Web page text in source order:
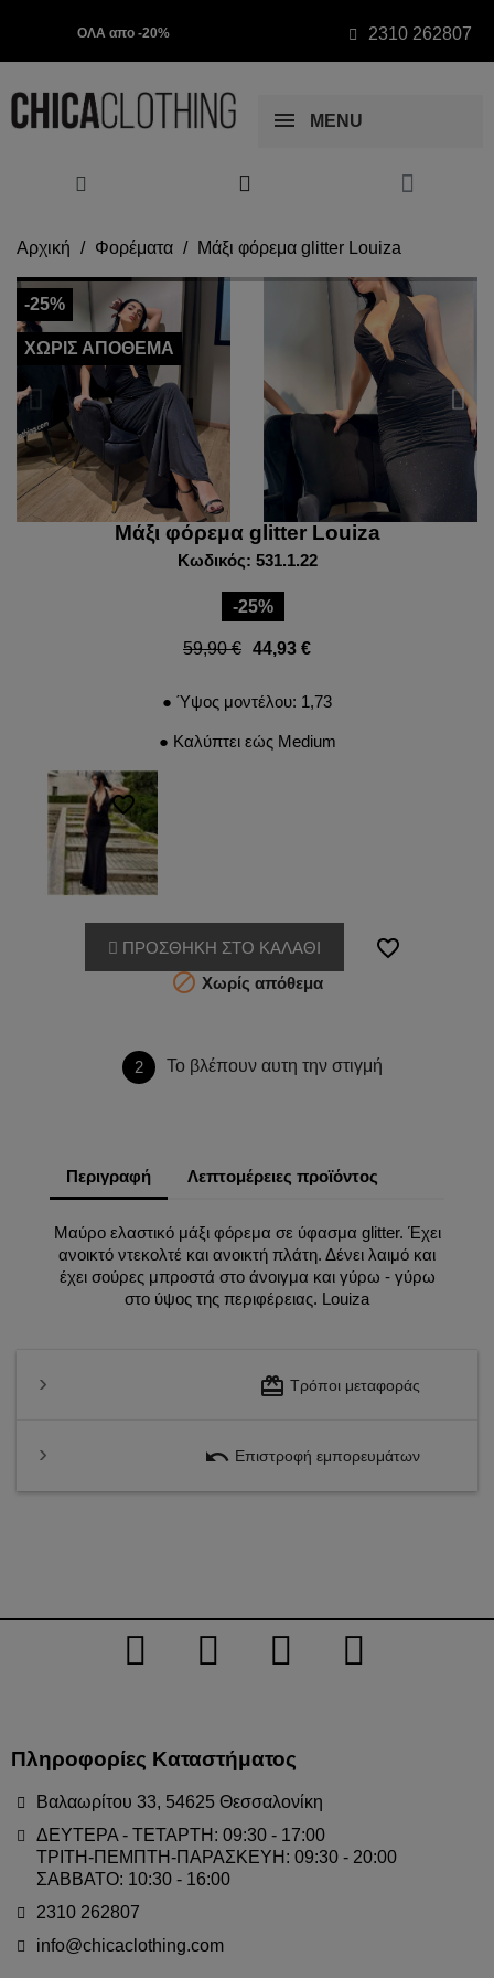
ΟΛΑ απο -20% 2310 262807
MENU
Αρχική Φορέματα Μάξι φόρεμα glitter Louiza
-25%
ΧΩΡΊΣ ΑΠΌΘΕΜΑ
Μάξι φόρεμα glitter Louiza
Κωδικός: 531.1.22
-25%
59,90 € 44,93 €
● Ύψος μοντέλου: 1,73
● Καλύπτει εώς Medium
favorite_border
ΠΡΟΣΘΗΚΗ ΣΤΟ ΚΑΛΑΘΙ
favorite_border
 Χωρίς απόθεμα
2 Το βλέπουν αυτη την στιγμή
Περιγραφή Λεπτομέρειες προϊόντος
Μαύρο ελαστικό μάξι φόρεμα σε ύφασμα glitter. Έχει
ανοικτό ντεκολτέ και ανοικτή πλάτη. Δένει λαιμό και
έχει σούρες μπροστά στο άνοιγμα και γύρω - γύρω
στο ύψος της περιφέρειας. Louiza
redeem Τρόποι μεταφοράς
undo Επιστροφή εμπορευμάτων
Πληροφορίες Καταστήματος
Βαλαωρίτου 33, 54625 Θεσσαλονίκη
ΔΕΥΤΕΡΑ - ΤΕΤΑΡΤΗ: 09:30 - 17:00
ΤΡΙΤΗ-ΠΕΜΠΤΗ-ΠΑΡΑΣΚΕΥΗ: 09:30 - 20:00
ΣΑΒΒΑΤΟ: 10:30 - 16:00
2310 262807
info@chicaclothing.com